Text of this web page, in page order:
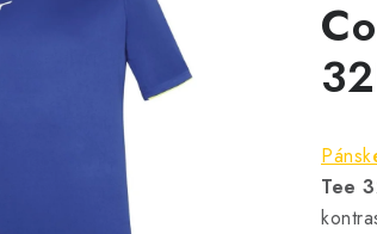
Tee